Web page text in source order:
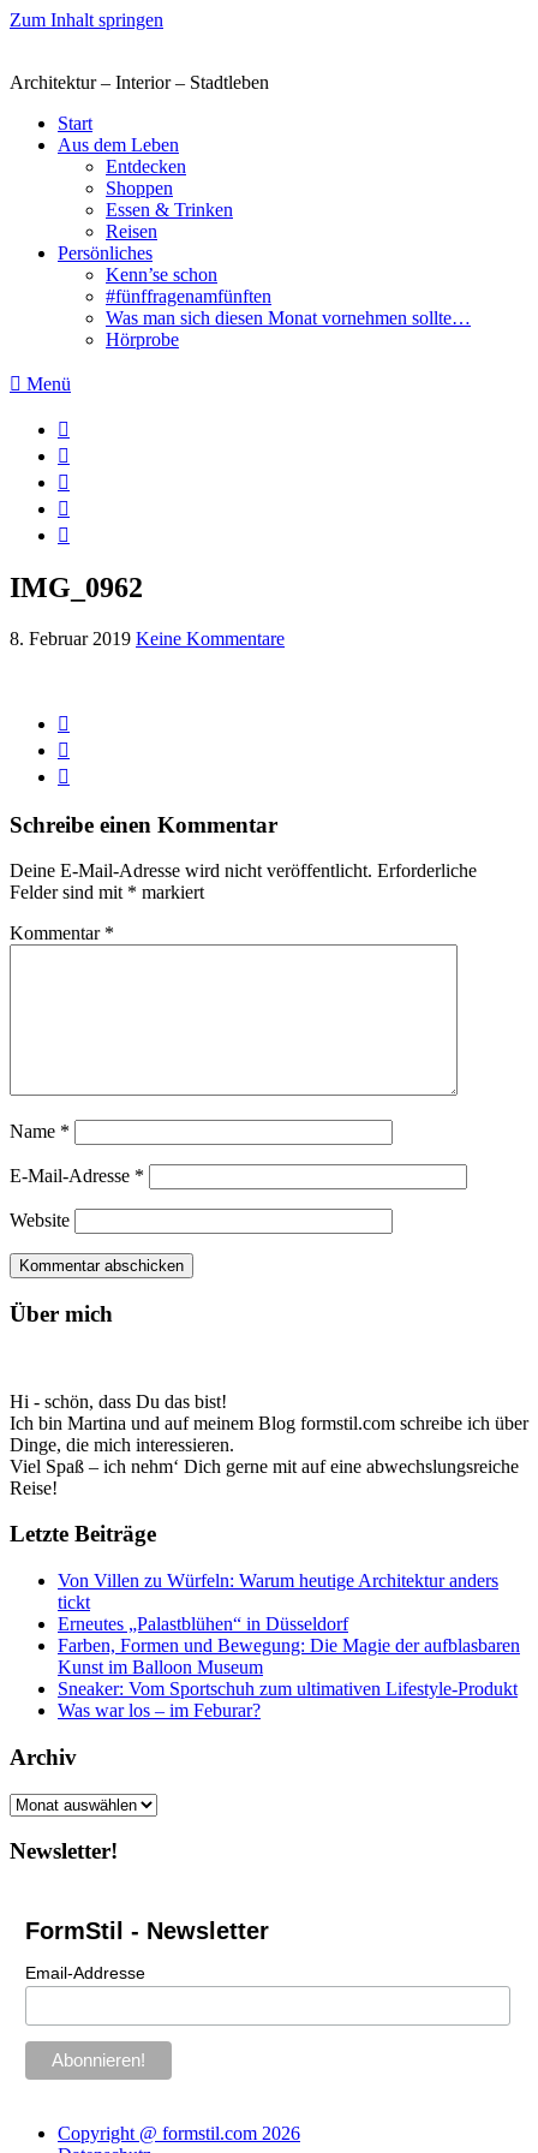
Zum Inhalt springen
Architektur – Interior – Stadtleben
Start
Aus dem Leben
Entdecken
Shoppen
Essen & Trinken
Reisen
Persönliches
Kenn’se schon
#fünffragenamfünften
Was man sich diesen Monat vornehmen sollte…
Hörprobe
Menü
IMG_0962
8. Februar 2019 Keine Kommentare
Schreibe einen Kommentar
Deine E-Mail-Adresse wird nicht veröffentlicht. Erforderliche
Felder sind mit * markiert
Kommentar *
Name *
E-Mail-Adresse *
Website
Über mich
Hi - schön, dass Du das bist!
Ich bin Martina und auf meinem Blog formstil.com schreibe ich über
Dinge, die mich interessieren.
Viel Spaß – ich nehm‘ Dich gerne mit auf eine abwechslungsreiche
Reise!
Letzte Beiträge
Von Villen zu Würfeln: Warum heutige Architektur anders
tickt
Erneutes „Palastblühen“ in Düsseldorf
Farben, Formen und Bewegung: Die Magie der aufblasbaren
Kunst im Balloon Museum
Sneaker: Vom Sportschuh zum ultimativen Lifestyle-Produkt
Was war los – im Feburar?
Archiv
Archiv
Newsletter!
FormStil - Newsletter
Email-Addresse
Copyright @ formstil.com 2026